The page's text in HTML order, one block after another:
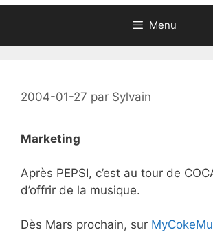
Menu
2004-01-27 par Sylvain
Marketing
Après PEPSI, c’est au tour de
d’offrir de la musique.
Dès Mars prochain, sur